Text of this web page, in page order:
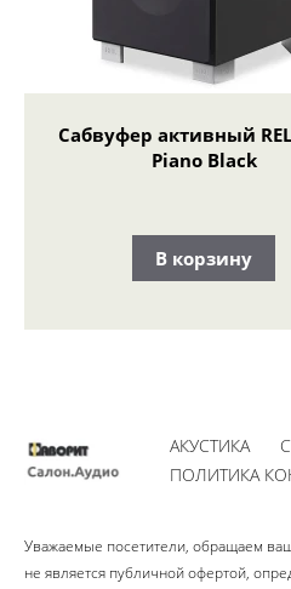
Сабвуфер активный REL
Piano Black
В корзину
АКУСТИКА
ПОЛИТИКА
Уважаемые посетители, обращаем
не является публичной офертой,